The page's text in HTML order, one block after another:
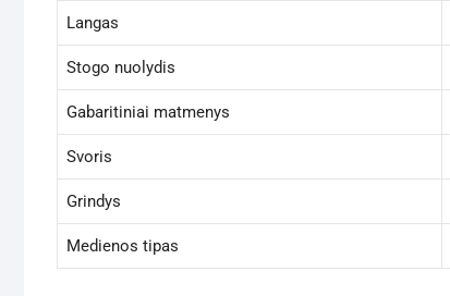
Langas
Stogo nuolydis
Gabaritiniai matmenys
Svoris
Grindys
Medienos tipas